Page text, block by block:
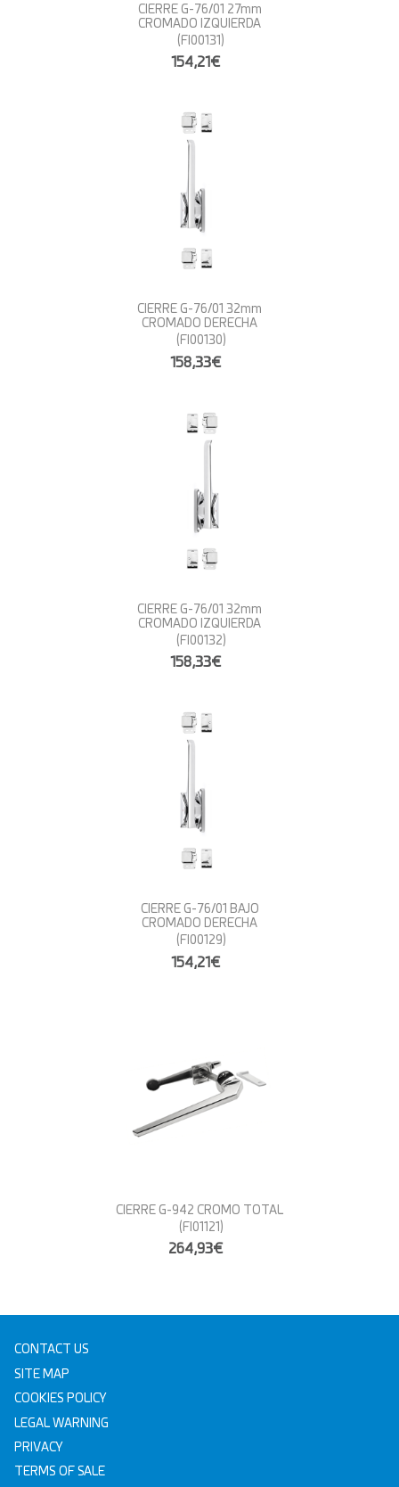
CIERRE G-76/01 27mm
CROMADO IZQUIERDA
(FI00131)
154,21€
CIERRE G-76/01 32mm
CROMADO DERECHA
(FI00130)
158,33€
CIERRE G-76/01 32mm
CROMADO IZQUIERDA
(FI00132)
158,33€
CIERRE G-76/01 BAJO
CROMADO DERECHA
(FI00129)
154,21€
CIERRE G-942 CROMO TOTAL
(FI01121)
264,93€
CONTACT US
SITE MAP
COOKIES POLICY
LEGAL WARNING
PRIVACY
TERMS OF SALE